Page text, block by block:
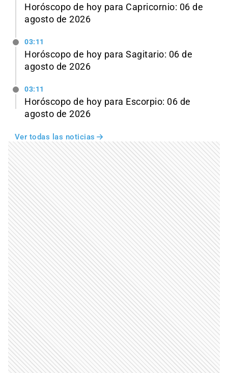
Horóscopo de hoy para Capricornio: 06 de
agosto de 2026
03:11
Horóscopo de hoy para Sagitario: 06 de
agosto de 2026
03:11
Horóscopo de hoy para Escorpio: 06 de
agosto de 2026
Ver todas las noticias